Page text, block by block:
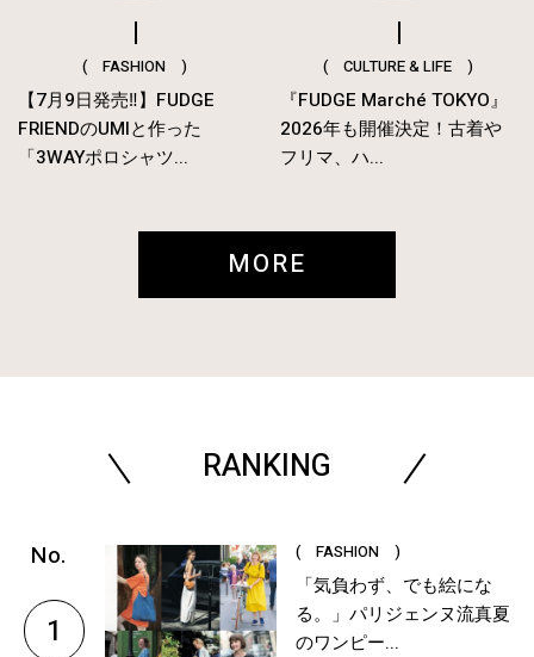
( FASHION )
【7月9日発売‼︎】FUDGE
FRIENDのUMIと作った
「3WAYポロシャツ...
( CULTURE & LIFE )
『FUDGE Marché TOKYO』
2026年も開催決定！古着や
フリマ、ハ...
MORE
RANKING
1
( FASHION )
「気負わず、でも絵にな
る。」パリジェンヌ流真夏
のワンピー...